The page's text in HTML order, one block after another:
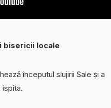
bisericii locale
începutul slujirii Sale și a